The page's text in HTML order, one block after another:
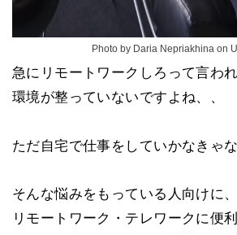
Photo by Daria Nepriakhina on
急にリモートワークしろって言わ
環境が整っていないですよね、、
ただ自宅で仕事をしていかなきゃな
そんな悩みをもっている人向けに
リモートワーク・テレワークに便